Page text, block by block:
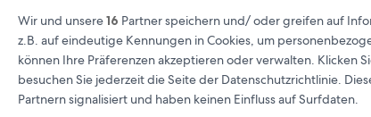
Wir und unsere16 Partner speichern und/ oder greifen auf
z.B. auf eindeutige Kennungen in Cookies, um
können Ihre Präferenzen akzeptieren oder verwalten. Klicken
besuchen Sie jederzeit die Seite der Datenschutzrichtlinie.
Partnern signalisiert und haben keinen Einfluss auf Surfdaten.